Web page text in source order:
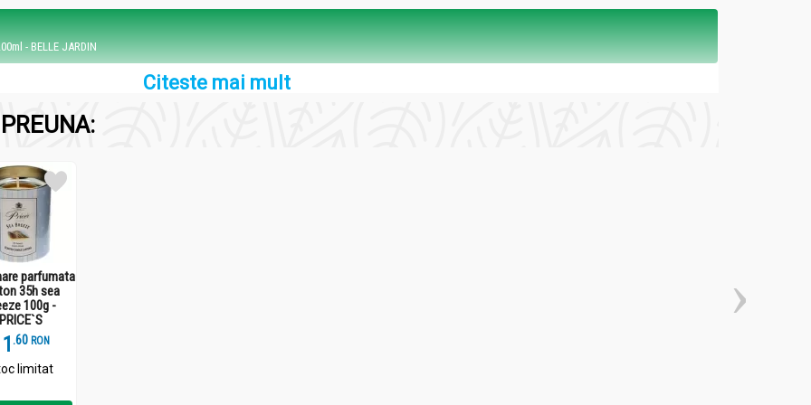
- BELLE JARDIN
- BELLE JARDIN
Citeste mai mult
parfumata
35h sea
100g -
PRICE`S
.6 RON
limitat